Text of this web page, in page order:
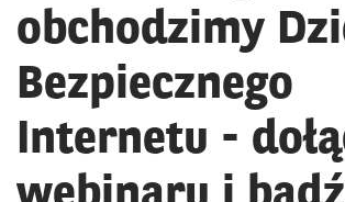
obchodzimy
Bezpiecznego
Internetu -